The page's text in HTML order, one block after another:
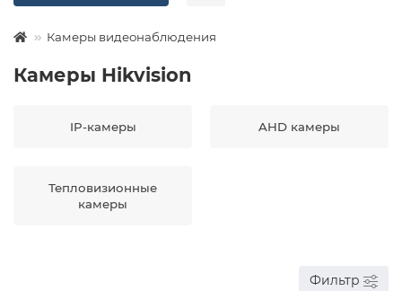
Камеры видеонаблюдения
Камеры Hikvision
IP-камеры AHD камеры
Тепловизионные
камеры
Фильтр